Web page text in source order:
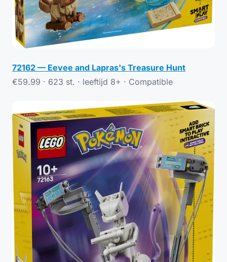
72162 — Eevee and Lapras's Treasure Hunt
€59.99 · 623 st. · leeftijd 8+ · Compatible